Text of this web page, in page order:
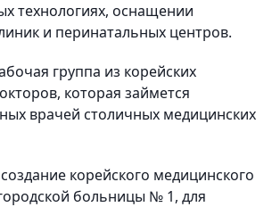
технологиях, оснащении
и перинатальных центров.
группа из корейских
которая займется
врачей столичных медицинских
корейского медицинского
больницы № 1, для